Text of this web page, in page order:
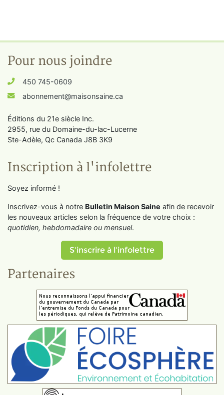
Pour nous joindre
450 745-0609
abonnement@maisonsaine.ca
Éditions du 21e siècle Inc.
2955, rue du Domaine-du-lac-Lucerne
Ste-Adèle, Qc Canada J8B 3K9
Inscription à l'infolettre
Soyez informé !
Inscrivez-vous à notre Bulletin Maison Saine afin de recevoir
les nouveaux articles selon la fréquence de votre choix :
quotidien, hebdomadaire ou mensuel.
S'inscrire à l'infolettre
Partenaires